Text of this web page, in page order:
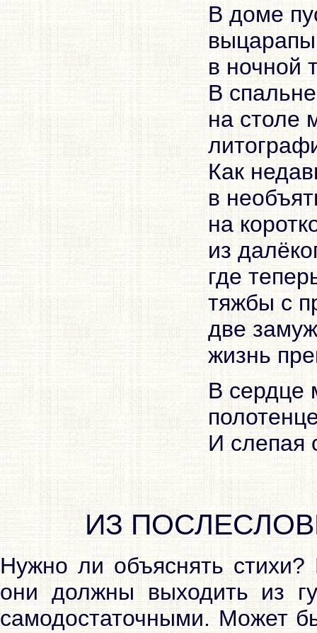
В доме
в ночной
В
на столе
Как
в
на
из
где
тяжбы с
две
жизнь
В сердце
И слепая
ИЗ
Нужно ли объяснять
они должны выходить из
самодостаточными. Может